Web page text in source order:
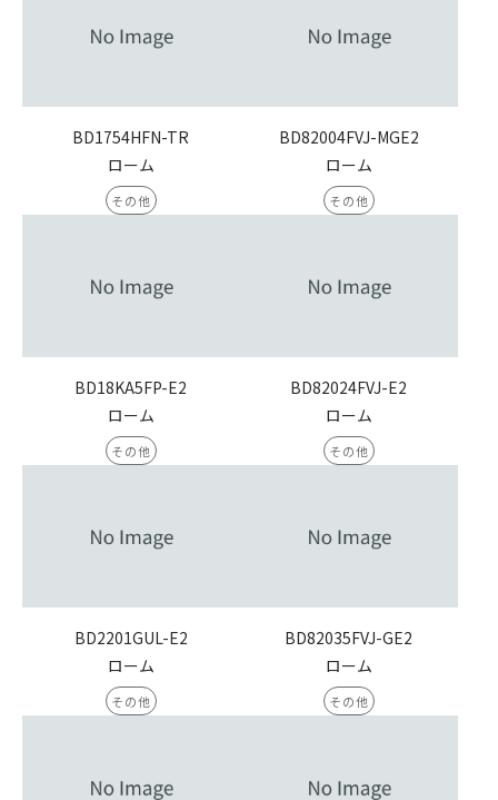
BD1754HFN-TR
ローム
その他
BD82004FVJ-MGE2
ローム
その他
BD18KA5FP-E2
ローム
その他
BD82024FVJ-E2
ローム
その他
BD2201GUL-E2
ローム
その他
BD82035FVJ-GE2
ローム
その他